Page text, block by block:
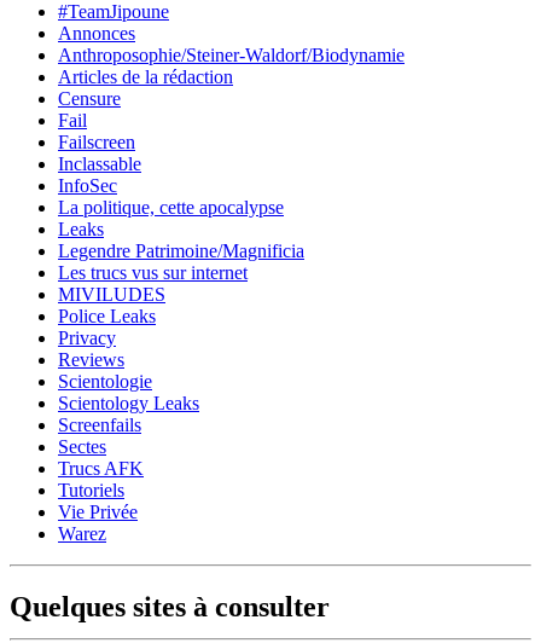
#TeamJipoune
Annonces
Anthroposophie/Steiner-Waldorf/Biodynamie
Articles de la rédaction
Censure
Fail
Failscreen
Inclassable
InfoSec
La politique, cette apocalypse
Leaks
Legendre Patrimoine/Magnificia
Les trucs vus sur internet
MIVILUDES
Police Leaks
Privacy
Reviews
Scientologie
Scientology Leaks
Screenfails
Sectes
Trucs AFK
Tutoriels
Vie Privée
Warez
Quelques sites à consulter